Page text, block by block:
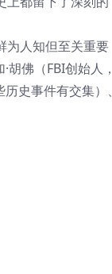
为人知但至关重要
佛（FBI创始人，
史事件有交集）、